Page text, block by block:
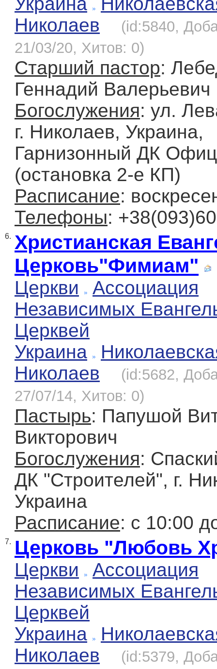
Николаев
(id:5840,
21/03/20, Хитов: 0)
Старший пастор:
Геннадий Валерьевич
Богослужения: ул.
г. Николаев, Украина,
Гарнизонный ДК
(остановка 2-е КП)
Расписание:
Телефоны:
6. Христианская
Церковь"Фимиам"
Церкви
Ассоциация
Независимых
Церквей
Украина
Николаев
(id:5682,
27/07/14, Хитов: 0)
Пастырь: Папушой
Викторович
Богослужения:
ДК "Строителей", г.
Украина
Расписание: с 10:00
7. Церковь "Любовь
Церкви
Ассоциация
Независимых
Церквей
Украина
Николаев
(id:5379,